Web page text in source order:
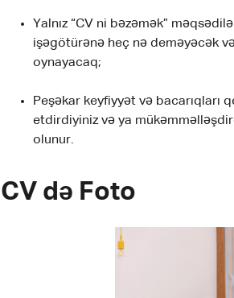
Yalnız “CV ni bəzəmək”
işəgötürənə heç nə deməyəcək
oynayacaq;
Peşəkar keyfiyyət və bacarıqları
etdirdiyiniz və ya
olunur.
CV də Foto